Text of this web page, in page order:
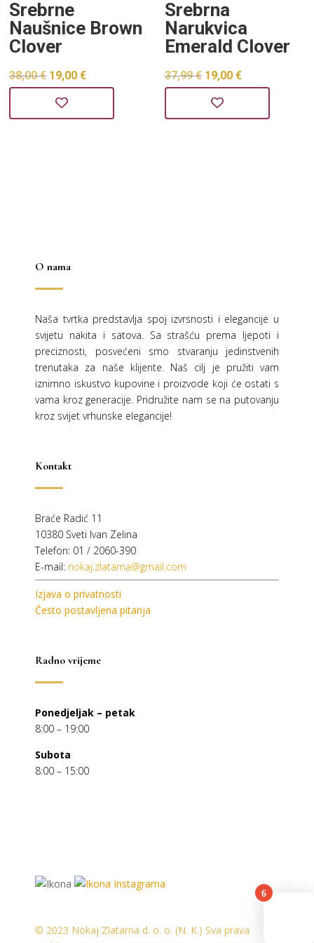
Srebrne
Naušnice Brown
Clover
38,00€ Izvorna
cijena
bila
19,00€
je:
Srebrna
Narukvica
Emerald Clover
37,99€ Izvorna
cijena
bila
19,00 €
je:
O nama
Naša tvrtka predstavlja spoj izvrsnosti i elegancije u
svijetu nakita i satova. Sa strašću prema ljepoti i
preciznosti, posvećeni smo stvaranju jedinstvenih
trenutaka za naše klijente. Naš cilj je pružiti vam
iznimno iskustvo kupovine i proizvode koji će ostati s
vama kroz generacije. Pridružite nam se na putovanju
kroz svijet vrhunske elegancije!
Kontakt
Braće Radić 11
10380 Sveti Ivan Zelina
Telefon: 01 / 2060-390
E-mail: nokaj.zlatarna@gmail.com
Izjava o privatnosti
Često postavljena pitanja
Radno vrijeme
Ponedjeljak – petak
8:00 – 19:00
Subota
8:00 – 15:00
© 2023 Nokaj Zlatarna d. o. o. (N. K.) Sva prava
6